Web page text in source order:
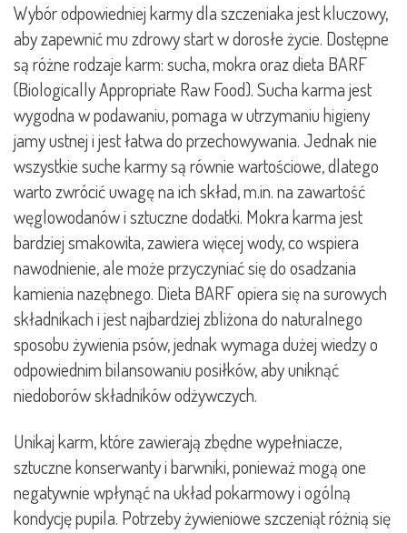
Wybór odpowiedniej karmy dla szczeniaka jest kluczowy,
aby zapewnić mu zdrowy start w dorosłe życie. Dostępne
są różne rodzaje karm: sucha, mokra oraz dieta BARF
(Biologically Appropriate Raw Food). Sucha karma jest
wygodna w podawaniu, pomaga w utrzymaniu higieny
jamy ustnej i jest łatwa do przechowywania. Jednak nie
wszystkie suche karmy są równie wartościowe, dlatego
warto zwrócić uwagę na ich skład, m.in. na zawartość
węglowodanów i sztuczne dodatki. Mokra karma jest
bardziej smakowita, zawiera więcej wody, co wspiera
nawodnienie, ale może przyczyniać się do osadzania
kamienia nazębnego. Dieta BARF opiera się na surowych
składnikach i jest najbardziej zbliżona do naturalnego
sposobu żywienia psów, jednak wymaga dużej wiedzy o
odpowiednim bilansowaniu posiłków, aby uniknąć
niedoborów składników odżywczych.
Unikaj karm, które zawierają zbędne wypełniacze,
sztuczne konserwanty i barwniki, ponieważ mogą one
negatywnie wpłynąć na układ pokarmowy i ogólną
kondycję pupila. Potrzeby żywieniowe szczeniąt różnią się